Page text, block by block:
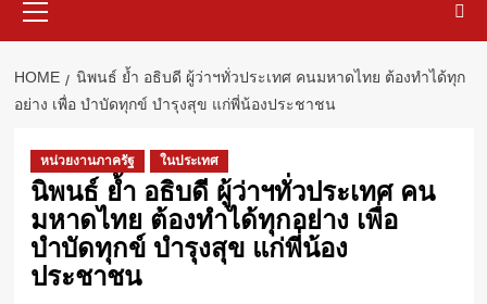
Menu
HOME
นิพนธ์ ย้ำ อธิบดี ผู้ว่าฯทั่วประเทศ คนมหาดไทย ต้องทำได้ทุก
อย่าง เพื่อ บำบัดทุกข์ บำรุงสุข แก่พี่น้องประชาชน
หน่วยงานภาครัฐ ในประเทศ
นิพนธ์ ย้ำ อธิบดี ผู้ว่าฯทั่วประเทศ คน
มหาดไทย ต้องทำได้ทุกอย่าง เพื่อ
บำบัดทุกข์ บำรุงสุข แก่พี่น้อง
ประชาชน